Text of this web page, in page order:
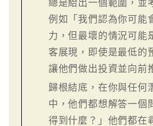
總是給出一個範圍，並
例如「我們認為你可能
力，但最壞的情況可能
客展現，即使是最低的
讓他們做出投資並向前
歸根結底，在你與任何
中，他們都想解答一個
得到什麼？」他們都在